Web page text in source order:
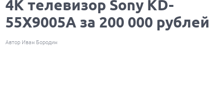
4K телевизор Sony KD-
55X9005A за 200 000 рублей
Автор Иван Бородин